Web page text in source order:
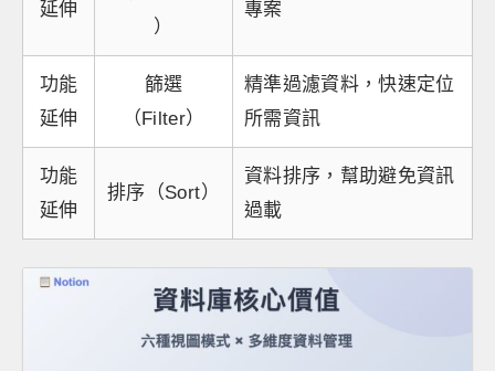
延伸
）
專案
功能
延伸
篩選
（Filter）
精準過濾資料，快速定位
所需資訊
功能
延伸
排序（Sort）
資料排序，幫助避免資訊
過載